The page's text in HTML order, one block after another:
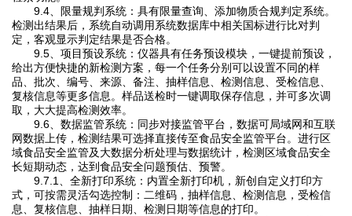
9.4、限量规判系统：具有限量查询、添加物质合规判定系统。
检测出结果后，系统自动调用系统数据库中相关国标进行比对判
定，客观显示判定结果是否合格。
9.5、项目预设系统：仪器具有任务预设模块，一键提前预设，
给出方便快捷的新检测方案，每一个任务分别可以设置不同的样
品、批次、编号、来源、备注、抽样信息、检测信息、受检信息、
复核信息等更多信息。样品送检时一键调取保存信息，并可多次调
取，大大提高检测效率。
9.6、数据监管系统：同步对接监管平台，数据可局域网和互联
网数据上传，检测结果可选择直接传至食品安全监管平台。进行区
域食品安全监管及大数据分析处理与数据统计，检测区域食品安全
长短期动态，达到食品安全问题预估、预警。
9.7.1、全新打印系统：内置全新打印机，新创自定义打印方
式，可按需灵活勾选控制：二维码，抽样信息、检测信息，受检信
息、复核信息、抽样日期、检测日期等信息的打印。